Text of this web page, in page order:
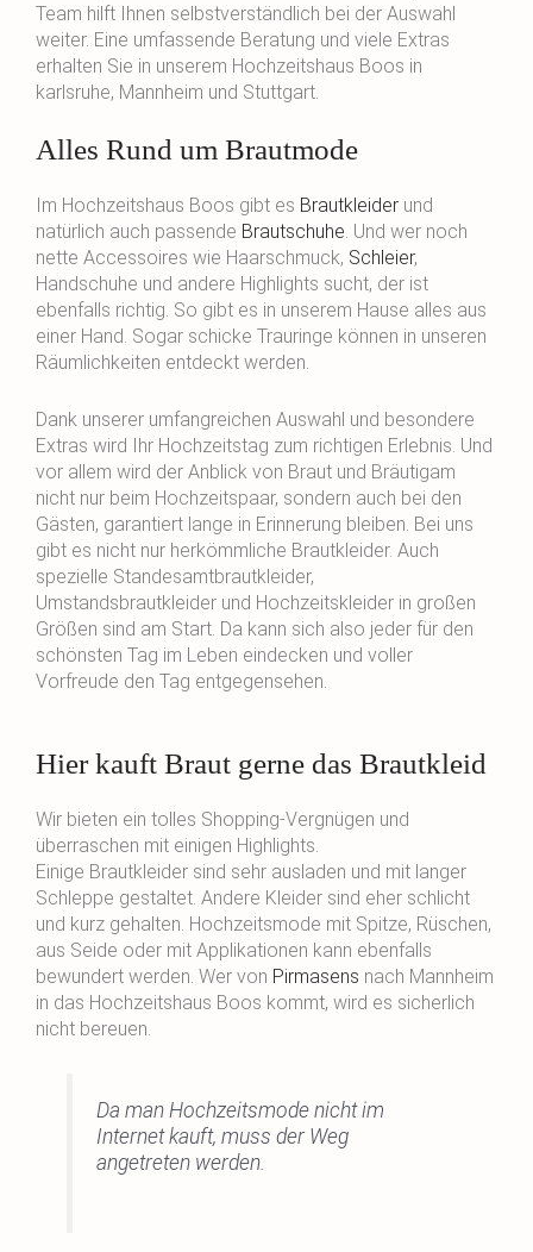
Team hilft Ihnen selbstverständlich bei der Auswahl
weiter. Eine umfassende Beratung und viele Extras
erhalten Sie in unserem Hochzeitshaus Boos in
karlsruhe, Mannheim und Stuttgart.
Alles Rund um Brautmode
Im Hochzeitshaus Boos gibt es Brautkleider und
natürlich auch passende Brautschuhe. Und wer noch
nette Accessoires wie Haarschmuck, Schleier,
Handschuhe und andere Highlights sucht, der ist
ebenfalls richtig. So gibt es in unserem Hause alles aus
einer Hand. Sogar schicke Trauringe können in unseren
Räumlichkeiten entdeckt werden.
Dank unserer umfangreichen Auswahl und besondere
Extras wird Ihr Hochzeitstag zum richtigen Erlebnis. Und
vor allem wird der Anblick von Braut und Bräutigam
nicht nur beim Hochzeitspaar, sondern auch bei den
Gästen, garantiert lange in Erinnerung bleiben. Bei uns
gibt es nicht nur herkömmliche Brautkleider. Auch
spezielle Standesamtbrautkleider,
Umstandsbrautkleider und Hochzeitskleider in großen
Größen sind am Start. Da kann sich also jeder für den
schönsten Tag im Leben eindecken und voller
Vorfreude den Tag entgegensehen.
Hier kauft Braut gerne das Brautkleid
Wir bieten ein tolles Shopping-Vergnügen und
überraschen mit einigen Highlights.
Einige Brautkleider sind sehr ausladen und mit langer
Schleppe gestaltet. Andere Kleider sind eher schlicht
und kurz gehalten. Hochzeitsmode mit Spitze, Rüschen,
aus Seide oder mit Applikationen kann ebenfalls
bewundert werden. Wer von Pirmasens nach Mannheim
in das Hochzeitshaus Boos kommt, wird es sicherlich
nicht bereuen.
Da man Hochzeitsmode nicht im
Internet kauft, muss der Weg
angetreten werden.